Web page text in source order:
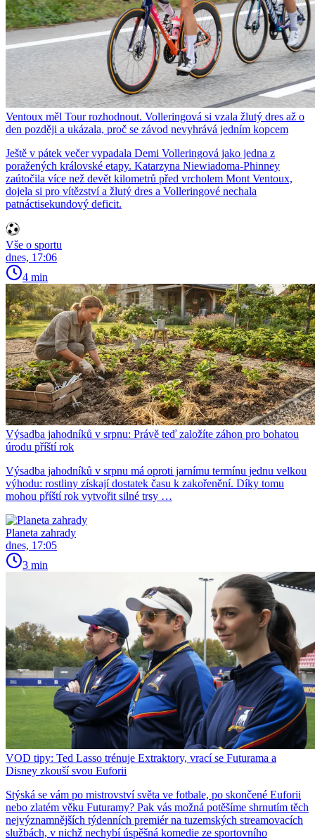
Ventoux měl Tour rozhodnout. Volleringová si vzala žlutý dres až o
den později a ukázala, proč se závod nevyhrává jedním kopcem
Ještě v pátek večer vypadala Demi Volleringová jako jedna z
poražených královské etapy. Katarzyna Niewiadoma-Phinney
zaútočila více než devět kilometrů před vrcholem Mont Ventoux,
dojela si pro vítězství a žlutý dres a Volleringové nechala
patnáctisekundový deficit.
Vše o sportu
dnes, 17:06
4 min
Výsadba jahodníků v srpnu: Právě teď založíte záhon pro bohatou
úrodu příští rok
Výsadba jahodníků v srpnu má oproti jarnímu termínu jednu velkou
výhodu: rostliny získají dostatek času k zakořenění. Díky tomu
mohou příští rok vytvořit silné trsy …
Planeta zahrady
dnes, 17:05
3 min
VOD tipy: Ted Lasso trénuje Extraktory, vrací se Futurama a
Disney zkouší svou Euforii
Stýská se vám po mistrovství světa ve fotbale, po skončené Euforii
nebo zlatém věku Futuramy? Pak vás možná potěšíme shrnutím těch
nejvýznamnějších týdenních premiér na tuzemských streamovacích
službách, v nichž nechybí úspěšná komedie ze sportovního